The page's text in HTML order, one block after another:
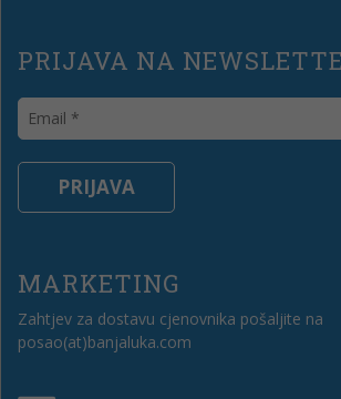
PRIJAVA NA
MARKETING
Zahtjev za dostavu cjenovnika pošaljite na
posao(at)banjaluka.com